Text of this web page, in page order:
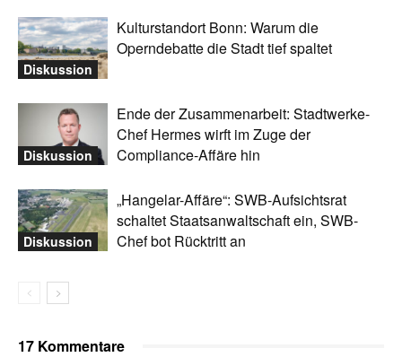
Diskussion
Kulturstandort Bonn: Warum die
Operndebatte die Stadt tief spaltet
Diskussion
Ende der Zusammenarbeit: Stadtwerke-
Chef Hermes wirft im Zuge der
Compliance-Affäre hin
Diskussion
„Hangelar-Affäre“: SWB-Aufsichtsrat
schaltet Staatsanwaltschaft ein, SWB-
Chef bot Rücktritt an
17 Kommentare